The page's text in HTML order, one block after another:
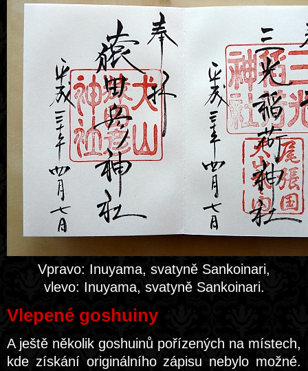
Vpravo: Inuyama, svatyně Sankoinari,
vlevo: Inuyama, svatyně Sankoinari.
Vlepené goshuiny
A ještě několik goshuinů pořízených na místech,
kde získání originálního zápisu nebylo možné.